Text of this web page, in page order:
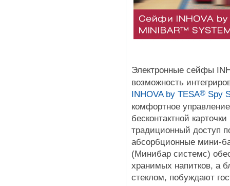
Электронные сейфы
возможность
INHOVA by TESA® Spy
комфортное
бесконтактной
традиционный доступ
абсорбционные мини-
(Минибар системс)
хранимых напитков, а
стеклом, побуждают